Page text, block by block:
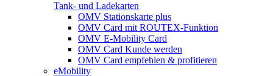
Tank- und Ladekarten
OMV Stationskarte plus
OMV Card mit ROUTEX-Funktion
OMV E-Mobility Card
OMV Card Kunde werden
OMV Card empfehlen & profitieren
eMobility